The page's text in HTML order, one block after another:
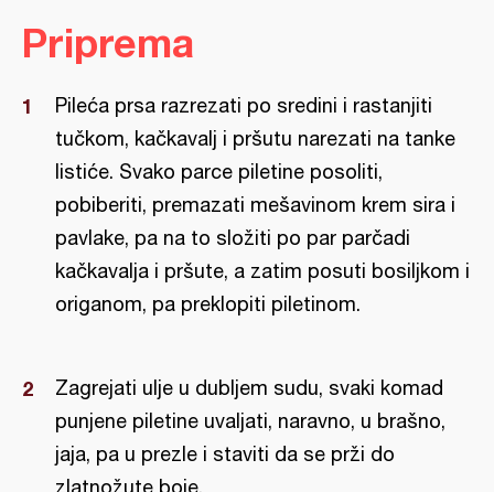
Priprema
Pileća prsa razrezati po sredini i rastanjiti
tučkom, kačkavalj i pršutu narezati na tanke
listiće. Svako parce piletine posoliti,
pobiberiti, premazati mešavinom krem sira i
pavlake, pa na to složiti po par parčadi
kačkavalja i pršute, a zatim posuti bosiljkom i
origanom, pa preklopiti piletinom.
Zagrejati ulje u dubljem sudu, svaki komad
punjene piletine uvaljati, naravno, u brašno,
jaja, pa u prezle i staviti da se prži do
zlatnožute boje.